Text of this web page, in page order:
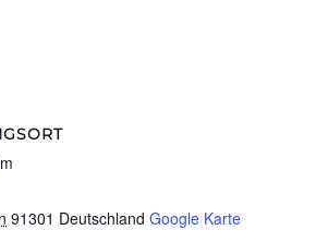
91301 Deutschland Google Karte